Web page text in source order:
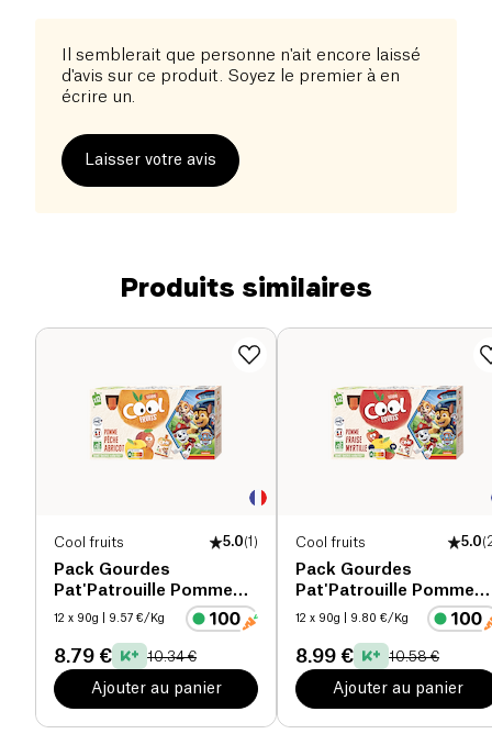
Il semblerait que personne n'ait encore laissé
d'avis sur ce produit. Soyez le premier à en
écrire un.
Laisser votre avis
Produits similaires
Cool fruits 5.0(1 )
Pack Gourdes
Pat'Patrouille Pomme
Pêche Abricot bio
12 x 90g | 9.57 €/Kg
8.79 € 10.34 €
Ajouter au panier
Cool fruits 5.0(
Pack Gourdes
Pat'Patrouille Pomme
Fraise Myrtille bio
12 x 90g | 9.80 €/Kg
8.99 € 10.58 €
Ajouter au panier